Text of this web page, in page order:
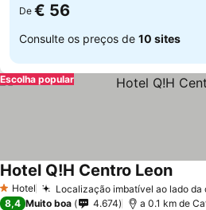
De € 56
Consulte os preços de 10 sites
Escolha popular
1 Estrelas
Hotel Localização imbatível ao lado da
Hotel Q!H Centro Leon
8,4 Muito boa 4.674 a 0.1 km de